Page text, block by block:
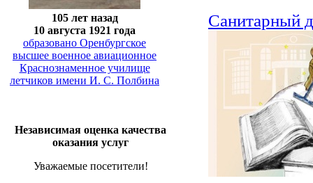
105 лет назад
10 августа 1921 года
образовано Оренбургское
высшее военное авиационное
Краснознаменное училище
летчиков имени И. С. Полбина
Независимая оценка качества
оказания услуг
Уважаемые посетители!
Санитарный